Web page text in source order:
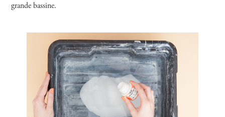
grande bassine.